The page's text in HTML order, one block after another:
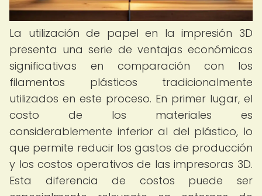
La utilización de papel en la impresión 3D
presenta una serie de ventajas económicas
significativas en comparación con los
filamentos plásticos tradicionalmente
utilizados en este proceso. En primer lugar, el
costo de los materiales es
considerablemente inferior al del plástico, lo
que permite reducir los gastos de producción
y los costos operativos de las impresoras 3D.
Esta diferencia de costos puede ser